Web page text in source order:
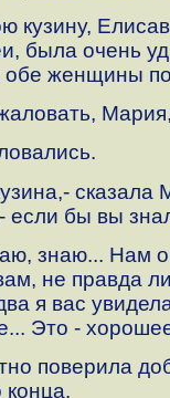
кузину,
была очень
обе женщины
сказала
бы вы
знаю... Нам
не правда
я вас
Это -
поверила